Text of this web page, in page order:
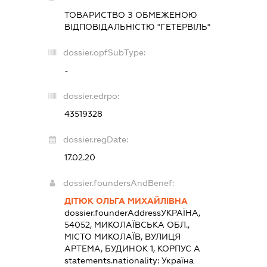
ТОВАРИСТВО З ОБМЕЖЕНОЮ
ВІДПОВІДАЛЬНІСТЮ "ГЕТЕРВІЛЬ"
dossier.opfSubType:
-
dossier.edrpo:
43519328
dossier.regDate:
17.02.20
dossier.foundersAndBenef:
ДІТЮК ОЛЬГА МИХАЙЛІВНА
dossier.founderAddressУКРАЇНА,
54052, МИКОЛАЇВСЬКА ОБЛ.,
МІСТО МИКОЛАЇВ, ВУЛИЦЯ
АРТЕМА, БУДИНОК 1, КОРПУС А
statements.nationality:Україна